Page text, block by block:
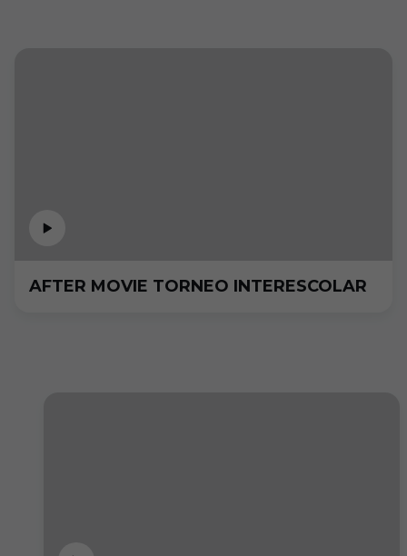
AFTER MOVIE TORNEO INTERESCOLAR